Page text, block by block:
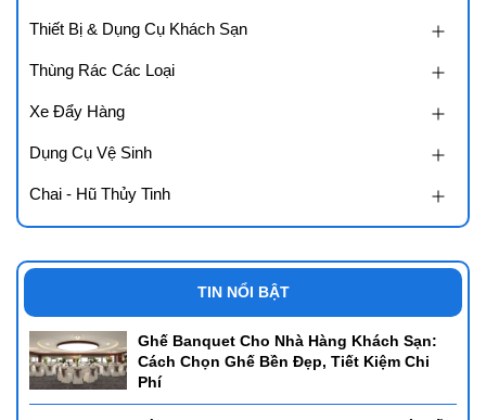
Thiết Bị & Dụng Cụ Khách Sạn
Thùng Rác Các Loại
Xe Đẩy Hàng
Dụng Cụ Vệ Sinh
Chai - Hũ Thủy Tinh
TIN NỔI BẬT
Ghế Banquet Cho Nhà Hàng Khách Sạn:
Cách Chọn Ghế Bền Đẹp, Tiết Kiệm Chi
Phí